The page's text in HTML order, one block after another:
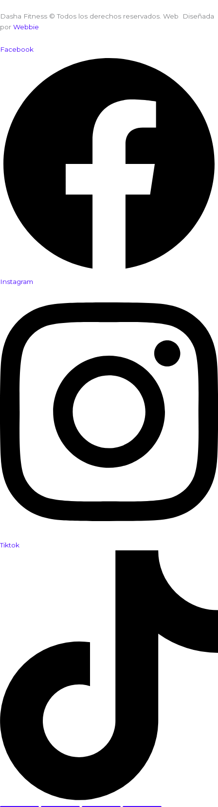
Dasha Fitness © Todos los derechos reservados. Web Diseñada
por Webbie
Facebook
Instagram
Tiktok